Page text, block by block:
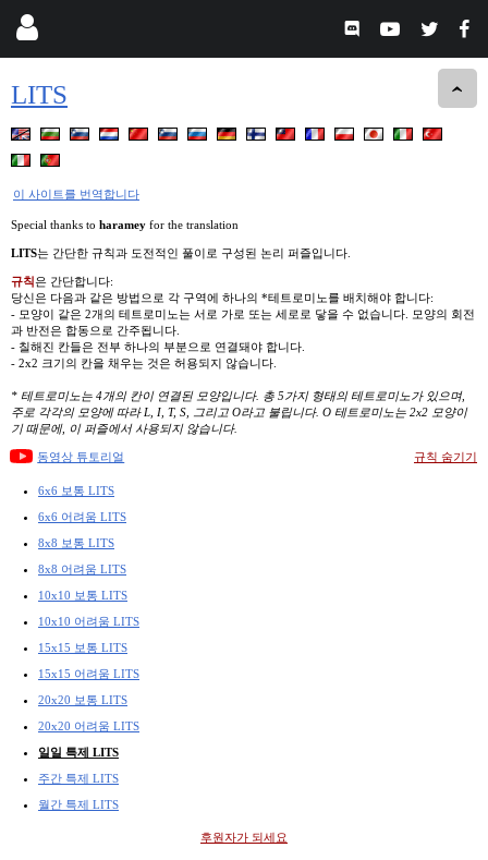
LITS
이 사이트를 번역합니다
Special thanks to haramey for the translation
LITS는 간단한 규칙과 도전적인 풀이로 구성된 논리 퍼즐입니다.
규칙은 간단합니다:
당신은 다음과 같은 방법으로 각 구역에 하나의 *테트로미노를 배치해야 합니다:
- 모양이 같은 2개의 테트로미노는 서로 가로 또는 세로로 닿을 수 없습니다. 모양의 회전
과 반전은 합동으로 간주됩니다.
- 칠해진 칸들은 전부 하나의 부분으로 연결돼야 합니다.
- 2x2 크기의 칸을 채우는 것은 허용되지 않습니다.
* 테트로미노는 4개의 칸이 연결된 모양입니다. 총 5가지 형태의 테트로미노가 있으며,
주로 각각의 모양에 따라 L, I, T, S, 그리고 O라고 불립니다. O 테트로미노는 2x2 모양이
기 때문에, 이 퍼즐에서 사용되지 않습니다.
동영상 튜토리얼 규칙 숨기기
6x6 보통 LITS
6x6 어려움 LITS
8x8 보통 LITS
8x8 어려움 LITS
10x10 보통 LITS
10x10 어려움 LITS
15x15 보통 LITS
15x15 어려움 LITS
20x20 보통 LITS
20x20 어려움 LITS
일일 특제 LITS
주간 특제 LITS
월간 특제 LITS
후원자가 되세요